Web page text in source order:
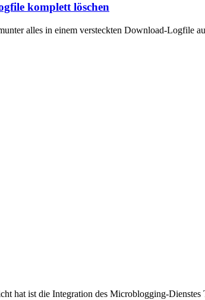
komplett löschen
alles in einem versteckten Download-Logfile
hat ist die Integration des Microblogging-Dienstes